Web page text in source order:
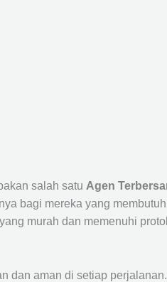
salah satu Agen
bagi mereka yang
murah dan memenuhi
dan aman di setiap perjalanan.